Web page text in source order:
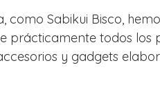
Sabikui Bisco,
todos los
y gadgets